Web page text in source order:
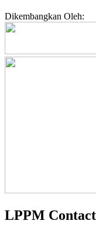
Dikembangkan Oleh:
LPPM Contact